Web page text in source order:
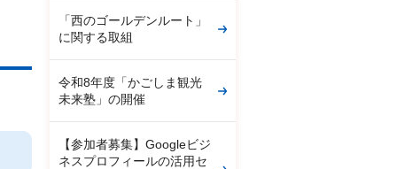
「西のゴールデンルート」
に関する取組
令和8年度「かごしま観光
未来塾」の開催
【参加者募集】Googleビジ
ネスプロフィールの活用セ